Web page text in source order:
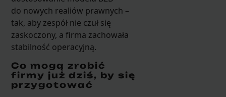
do nowych realiów prawnych –
tak, aby zespół nie czuł się
zaskoczony, a firma zachowała
stabilność operacyjną.
Co mogą zrobić
firmy już dziś, by się
przygotować